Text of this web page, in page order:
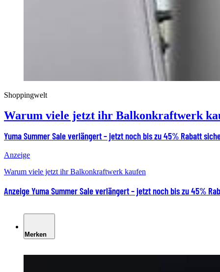
Shoppingwelt
Warum viele jetzt ihr Balkonkraftwerk
Yuma Summer Sale verlängert – jetzt noch bis zu 45% Rabatt
Anzeige
Warum viele jetzt ihr Balkonkraftwerk kaufen
AnzeigeYuma Summer Sale verlängert – jetzt noch bis zu 45%
Merken